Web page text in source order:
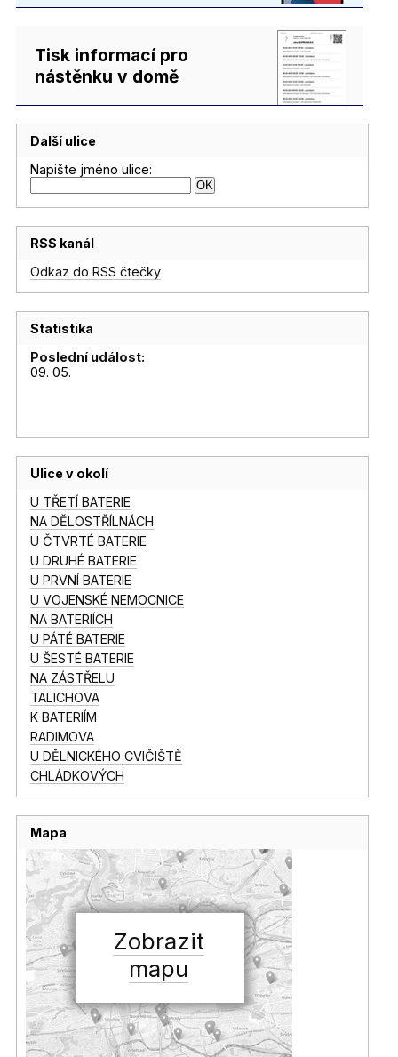
Tisk informací pro
nástěnku v domě
Další ulice
Napište jméno ulice:
RSS kanál
Odkaz do RSS čtečky
Statistika
Poslední událost:
09. 05.
Ulice v okolí
U TŘETÍ BATERIE
NA DĚLOSTŘÍLNÁCH
U ČTVRTÉ BATERIE
U DRUHÉ BATERIE
U PRVNÍ BATERIE
U VOJENSKÉ NEMOCNICE
NA BATERIÍCH
U PÁTÉ BATERIE
U ŠESTÉ BATERIE
NA ZÁSTŘELU
TALICHOVA
K BATERIÍM
RADIMOVA
U DĚLNICKÉHO CVIČIŠTĚ
CHLÁDKOVÝCH
Mapa
Zobrazit
mapu